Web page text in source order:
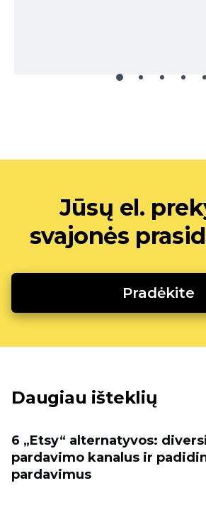
Jūsų el.
svajonės
Pradėkite
Daugiau išteklių
6 „Etsy“ alternatyvos:
pardavimo kanalus ir
pardavimus